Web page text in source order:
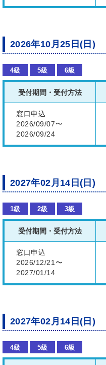
2026年10月25日(日)
4級 5級 6級
受付期間・受付方法
窓口申込
2026/09/07〜
2026/09/24
2027年02月14日(日)
1級 2級 3級
受付期間・受付方法
窓口申込
2026/12/21〜
2027/01/14
2027年02月14日(日)
4級 5級 6級